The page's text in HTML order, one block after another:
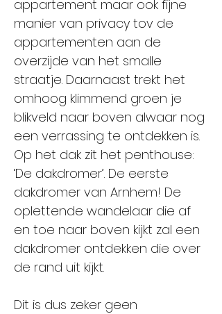
appartement maar ook fijne
manier van privacy tov de
appartementen aan de
overzijde van het smalle
straatje. Daarnaast trekt het
omhoog klimmend groen je
blikveld naar boven alwaar nog
een verrassing te ontdekken is.
Op het dak zit het penthouse:
‘De dakdromer’. De eerste
dakdromer van Arnhem! De
oplettende wandelaar die af
en toe naar boven kijkt zal een
dakdromer ontdekken die over
de rand uit kijkt.
Dit is dus zeker geen